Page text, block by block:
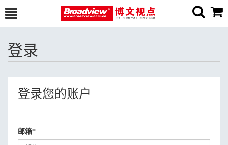
登录
登录您的账户
邮箱*